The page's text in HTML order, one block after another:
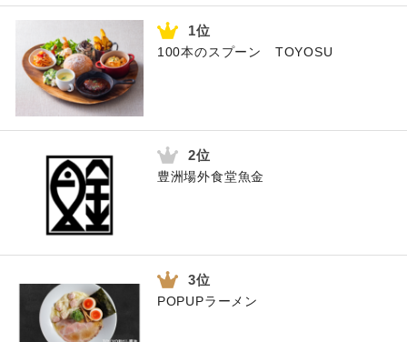
100本のスプーン TOYOSU
豊洲場外食堂魚金
POPUPラーメン